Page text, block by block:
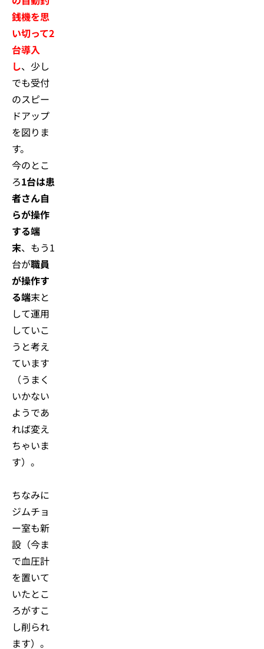
銭機を思
い切って2
台導入
し、少し
でも受付
のスピー
ドアップ
を図りま
す。
今のとこ
ろ1台は患
者さん自
らが操作
する端
末、もう1
台が職員
が操作す
る端末と
して運用
していこ
うと考え
ています
（うまく
いかない
ようであ
れば変え
ちゃいま
す）。
ちなみに
ジムチョ
ー室も新
設（今ま
で血圧計
を置いて
いたとこ
ろがすこ
し削られ
ます）。